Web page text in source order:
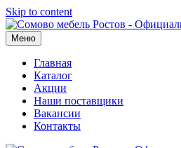
Skip to content
Меню
Главная
Каталог
Акции
Наши поставщики
Вакансии
Контакты